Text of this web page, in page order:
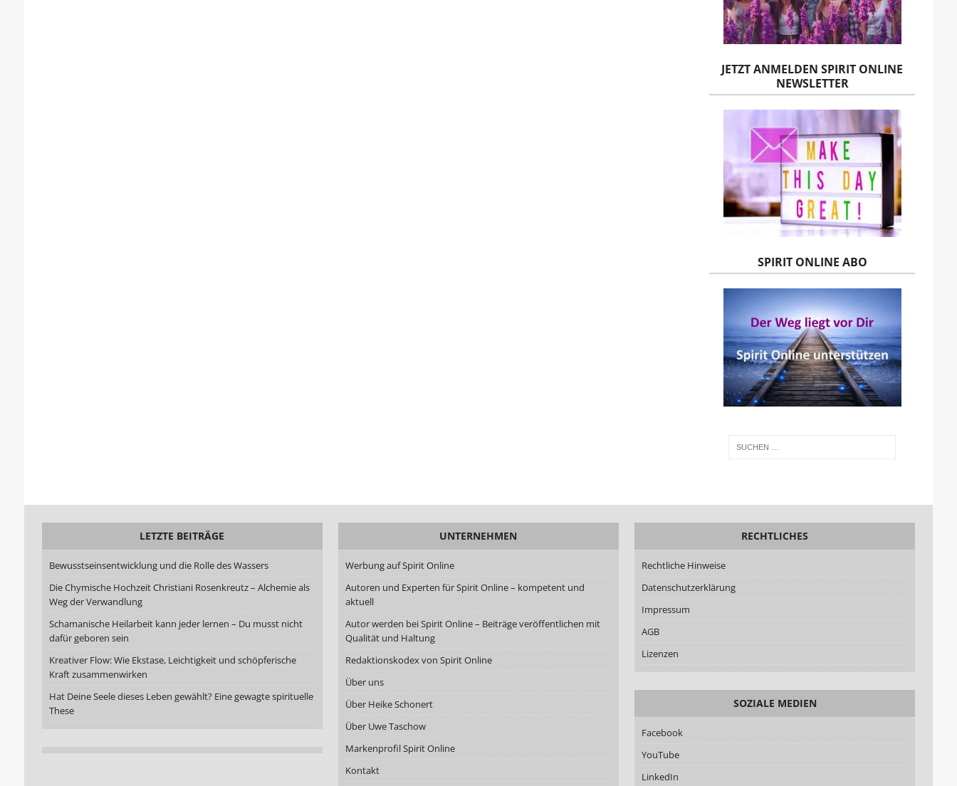
JETZT ANMELDEN SPIRIT ONLINE
NEWSLETTER
SPIRIT ONLINE ABO
LETZTE BEITRÄGE
Bewusstseinsentwicklung und die Rolle des Wassers
Die Chymische Hochzeit Christiani Rosenkreutz – Alchemie als
Weg der Verwandlung
Schamanische Heilarbeit kann jeder lernen – Du musst nicht
dafür geboren sein
Kreativer Flow: Wie Ekstase, Leichtigkeit und schöpferische
Kraft zusammenwirken
Hat Deine Seele dieses Leben gewählt? Eine gewagte spirituelle
These
UNTERNEHMEN
Werbung auf Spirit Online
Autoren und Experten für Spirit Online – kompetent und
aktuell
Autor werden bei Spirit Online – Beiträge veröffentlichen mit
Qualität und Haltung
Redaktionskodex von Spirit Online
Über uns
Über Heike Schonert
Über Uwe Taschow
Markenprofil Spirit Online
Kontakt
RECHTLICHES
Rechtliche Hinweise
Datenschutzerklärung
Impressum
AGB
Lizenzen
SOZIALE MEDIEN
Facebook
YouTube
LinkedIn